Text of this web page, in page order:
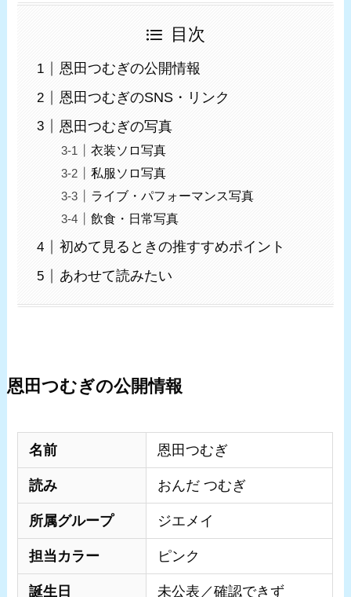
目次
恩田つむぎの公開情報
恩田つむぎのSNS・リンク
恩田つむぎの写真
衣装ソロ写真
私服ソロ写真
ライブ・パフォーマンス写真
飲食・日常写真
初めて見るときの推すすめポイント
あわせて読みたい
恩田つむぎの公開情報
名前 恩田つむぎ
読み おんだ つむぎ
所属グループ ジエメイ
担当カラー ピンク
誕生日 未公表／確認できず